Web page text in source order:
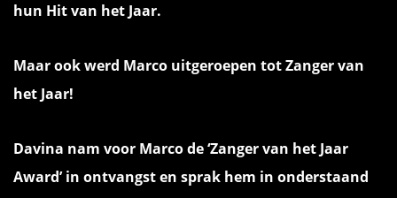
hun Hit van het Jaar.
Maar ook werd Marco uitgeroepen tot Zanger van
het Jaar!
Davina nam voor Marco de ‘Zanger van het Jaar
Award’ in ontvangst en sprak hem in onderstaand